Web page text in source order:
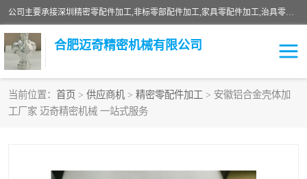
公司主要承接深圳精密零配件加工,非标零部配件加工,家具零配件加工,治具零配件加工,安徽精密零配件加工等各种各种精密机械加工，欢迎来来电咨询！
合肥迈奇精密机械有限公司
当前位置： 首页 > 供应商机 > 精密零配件加工 > 安徽铝合金壳体加
工厂家 迈奇精密机械 一站式服务
铣床加工